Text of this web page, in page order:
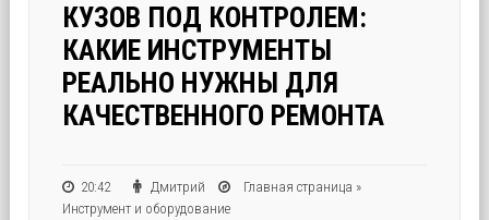
КУЗОВ ПОД КОНТРОЛЕМ:
КАКИЕ ИНСТРУМЕНТЫ
РЕАЛЬНО НУЖНЫ ДЛЯ
КАЧЕСТВЕННОГО РЕМОНТА
20:42 Дмитрий Главная страница »
Инструмент и оборудование